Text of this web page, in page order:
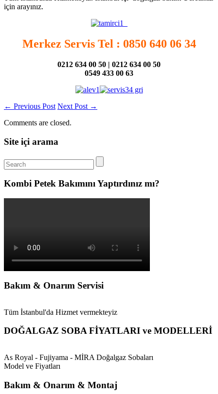
için arayınız.
Merkez Servis Tel : 0850 640 06 34
0212 634 00 50 | 0212 634 00 50
0549 433 00 63
← Previous Post Next Post →
Comments are closed.
Site içi arama
Kombi Petek Bakımını Yaptırdınız mı?
Bakım & Onarım Servisi
Tüm İstanbul'da Hizmet vermekteyiz
DOĞALGAZ SOBA FİYATLARI ve MODELLERİ
As Royal - Fujiyama - MİRA Doğalgaz Sobaları
Model ve Fiyatları
Bakım & Onarım & Montaj